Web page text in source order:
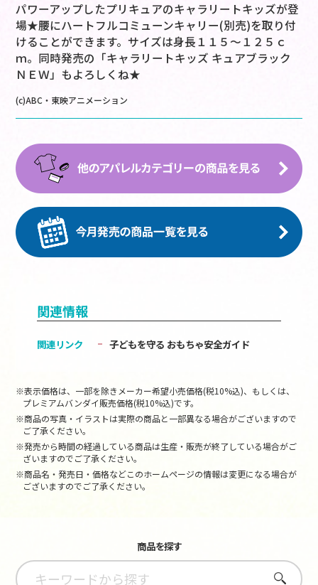
パワーアップしたプリキュアのキャラリートキッズが登
場★腰にハートフルコミューンキャリー(別売)を取り付
けることができます。サイズは身長１１５～１２５ｃ
ｍ。同時発売の「キャラリートキッズ キュアブラック
ＮＥＷ」もよろしくね★
(c)ABC・東映アニメーション
関連情報
関連リンク 子どもを守る おもちゃ安全ガイド
※表示価格は、一部を除きメーカー希望小売価格(税10%込)、もしくは、
プレミアムバンダイ販売価格(税10%込)です。
※商品の写真・イラストは実際の商品と一部異なる場合がございますので
ご了承ください。
※発売から時間の経過している商品は生産・販売が終了している場合がご
ざいますのでご了承ください。
※商品名・発売日・価格などこのホームページの情報は変更になる場合が
ございますのでご了承ください。
商品を探す
さがす